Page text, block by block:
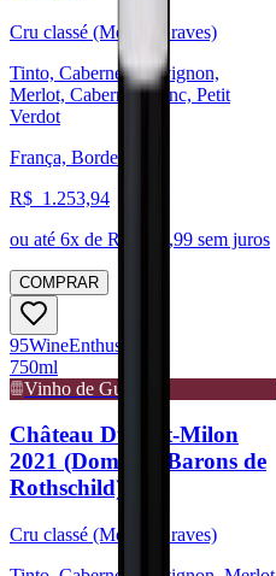
Cru classé (Médoc/Graves)
Tinto, Cabernet Sauvignon,
Merlot, Cabernet Franc, Petit
Verdot
França, Bordeaux
R$ 1.253,94
ou até 6x de R$ 208,99 sem juros
COMPRAR
95WineEnthusiast
750ml
Vinho de Guarda
Château Duhart-Milon
2021 (Domaine Barons de
Rothschild)
Cru classé (Médoc/Graves)